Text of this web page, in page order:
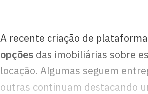
A recente criação de
opçõesdas imobiliárias sobre
locação. Algumas seguem
outras continuam destacando